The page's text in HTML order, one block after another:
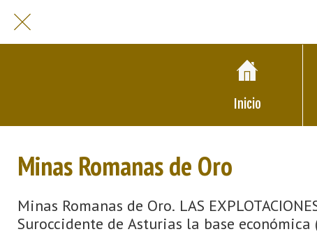
Inicio
Minas Romanas de Oro
Minas Romanas de Oro. LAS
Suroccidente de Asturias la base